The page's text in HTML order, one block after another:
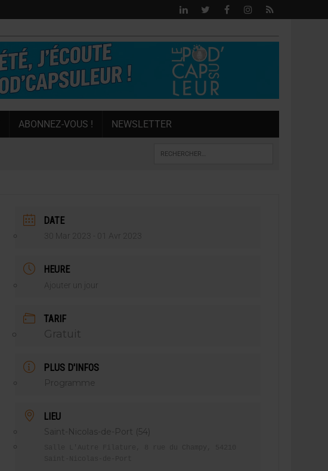
ABONNEZ-VOUS ! NEWSLETTER
DATE
30 Mar 2023 - 01 Avr 2023
HEURE
Ajouter un jour
TARIF
Gratuit
PLUS D'INFOS
Programme
LIEU
Saint-Nicolas-de-Port (54)